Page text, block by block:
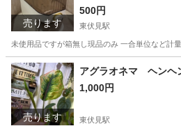
売ります
500円
東伏見駅
未使用品ですが箱無し現品のみ 一合単位など計
東京 西東京市 東伏見駅
売ります
アグラオネマ ヘン
1,000円
東伏見駅